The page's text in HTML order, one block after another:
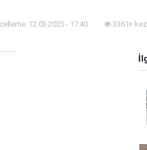
12.03.2025 - 17:40 3361+